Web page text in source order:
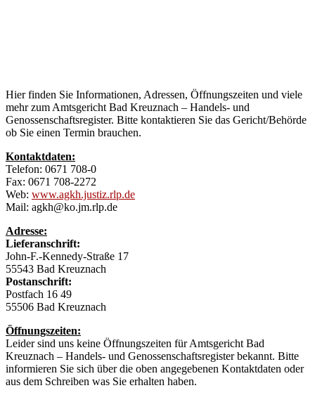
Hier finden Sie Informationen, Adressen, Öffnungszeiten und viele
mehr zum Amtsgericht Bad Kreuznach – Handels- und
Genossenschaftsregister. Bitte kontaktieren Sie das Gericht/Behörde
ob Sie einen Termin brauchen.
Kontaktdaten:
Telefon: 0671 708-0
Fax: 0671 708-2272
Web: www.agkh.justiz.rlp.de
Mail: agkh@ko.jm.rlp.de
Adresse:
Lieferanschrift:
John-F.-Kennedy-Straße 17
55543 Bad Kreuznach
Postanschrift:
Postfach 16 49
55506 Bad Kreuznach
Öffnungszeiten:
Leider sind uns keine Öffnungszeiten für Amtsgericht Bad
Kreuznach – Handels- und Genossenschaftsregister bekannt. Bitte
informieren Sie sich über die oben angegebenen Kontaktdaten oder
aus dem Schreiben was Sie erhalten haben.